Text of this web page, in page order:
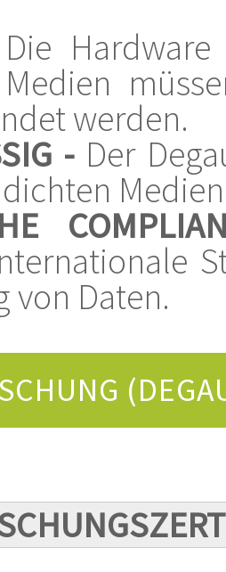
Die
werden.
- Der
von Daten.